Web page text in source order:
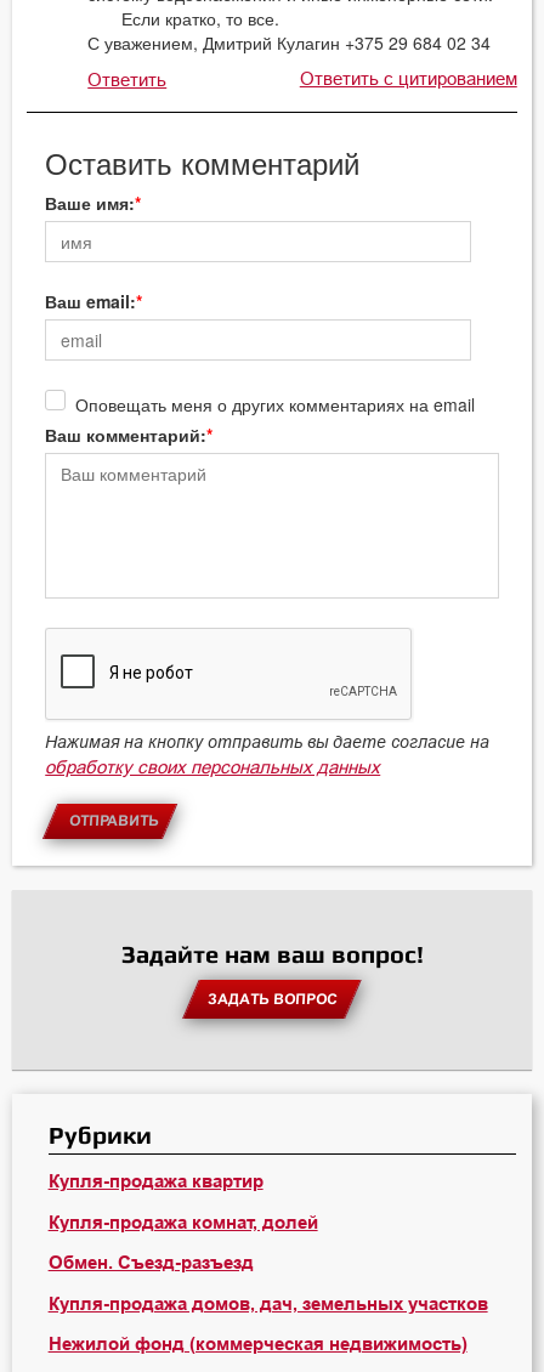
Если кратко, то все.
С уважением, Дмитрий Кулагин +375 29 684 02 34
Ответить Ответить с цитированием
Оставить комментарий
Ваше имя:
Ваш email:
Оповещать меня о других комментариях на email
Ваш комментарий:
Нажимая на кнопку отправить вы даете согласие на
обработку своих персональных данных
ОТПРАВИТЬ
Задайте нам ваш вопрос!
ЗАДАТЬ ВОПРОС
Рубрики
Купля-продажа квартир
Купля-продажа комнат, долей
Обмен. Съезд-разъезд
Купля-продажа домов, дач, земельных участков
Нежилой фонд (коммерческая недвижимость)